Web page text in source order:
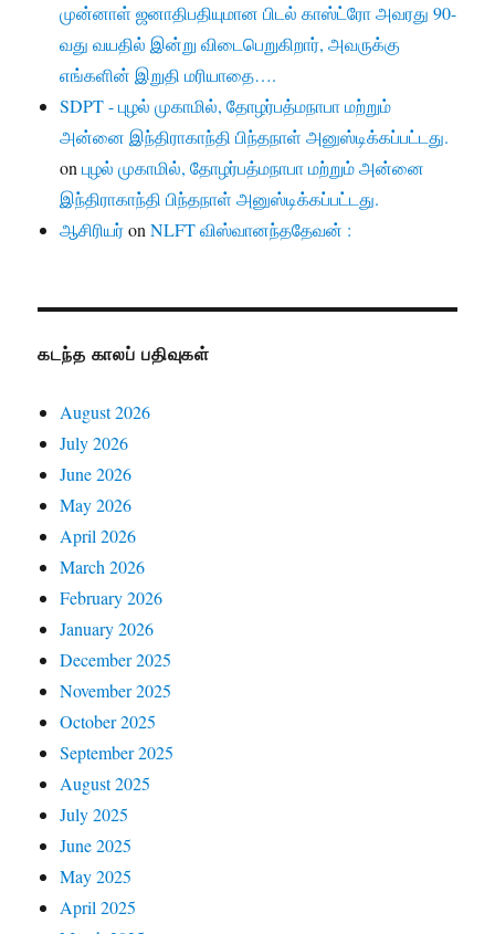
முன்னாள் ஜனாதிபதியுமான பிடல் காஸ்ட்ரோ அவரது 90-
வது வயதில் இன்று விடைபெறுகிறார், அவருக்கு
எங்களின் இறுதி மரியாதை….
SDPT - புழல் முகாமில், தோழர்பத்மநாபா மற்றும்
அன்னை இந்திராகாந்தி பிந்தநாள் அனுஸ்டிக்கப்பட்டது.
onபுழல் முகாமில், தோழர்பத்மநாபா மற்றும் அன்னை
இந்திராகாந்தி பிந்தநாள் அனுஸ்டிக்கப்பட்டது.
ஆசிரியர்onNLFT விஸ்வானந்ததேவன் :
கடந்த காலப் பதிவுகள்
August 2026
July 2026
June 2026
May 2026
April 2026
March 2026
February 2026
January 2026
December 2025
November 2025
October 2025
September 2025
August 2025
July 2025
June 2025
May 2025
April 2025